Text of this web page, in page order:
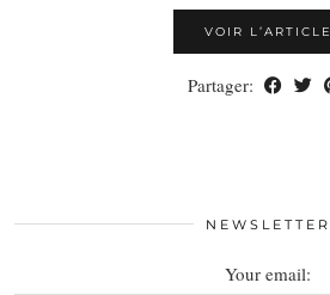
VOIR L’ARTICLE
Partager:
NEWSLETTER
Your email: